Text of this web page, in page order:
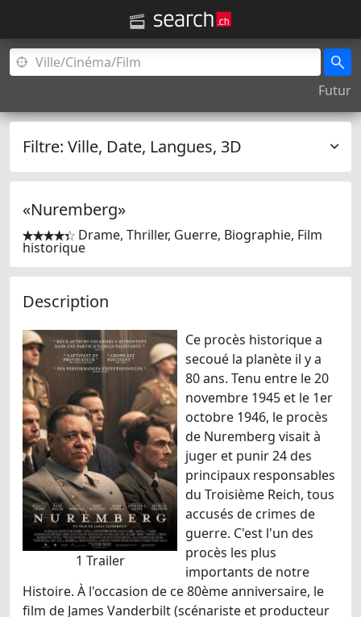
Futur
Filtre: Ville, Date, Langues, 3D
«Nuremberg»

 Drame, Thriller, Guerre, Biographie, Film
historique
Description
1 Trailer
Ce procès historique a
secoué la planète il y a
80 ans. Tenu entre le 20
novembre 1945 et le 1er
octobre 1946, le procès
de Nuremberg visait à
juger et punir 24 des
principaux responsables
du Troisième Reich, tous
accusés de crimes de
guerre. C'est l'un des
procès les plus
importants de notre
Histoire. À l'occasion de ce 80ème anniversaire, le
film de James Vanderbilt (scénariste et producteur